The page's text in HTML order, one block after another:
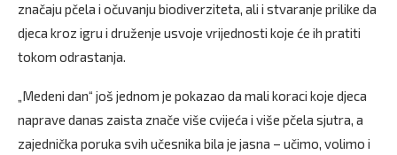
značaju pčela i očuvanju biodiverziteta, ali i stvaranje prilike da
djeca kroz igru i druženje usvoje vrijednosti koje će ih pratiti
tokom odrastanja.
„Medeni dan“ još jednom je pokazao da mali koraci koje djeca
naprave danas zaista znače više cvijeća i više pčela sjutra, a
zajednička poruka svih učesnika bila je jasna – učimo, volimo i